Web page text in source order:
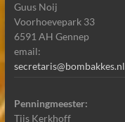
Guus Noij
Voorhoevepark 33
6591 AH Gennep
email:
secretaris@bombakkes.nl
Penningmeester:
Tijs Kerkhoff